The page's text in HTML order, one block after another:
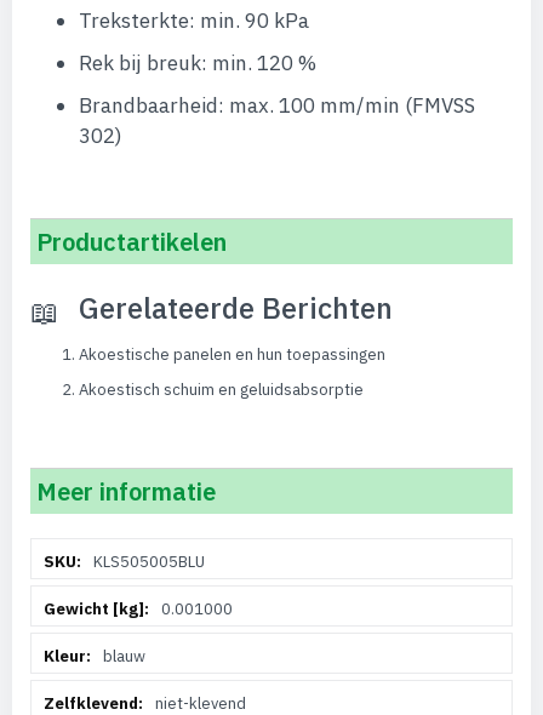
Treksterkte: min. 90 kPa
Rek bij breuk: min. 120 %
Brandbaarheid: max. 100 mm/min (FMVSS
302)
Productartikelen
Gerelateerde Berichten
Akoestische panelen en hun toepassingen
Akoestisch schuim en geluidsabsorptie
Meer informatie
informatieKLS505005BLU
0.001000
blauw
niet-klevend